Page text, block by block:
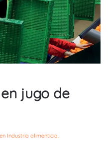
jugo de
Industria alimenticia